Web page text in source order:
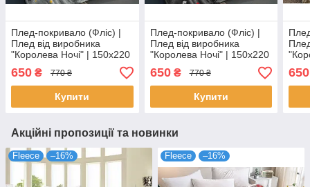
Плед-покривало (Фліс) |
Плед від виробника
"Королева Ночі" | 150х220
| Футбольні м'ячі на сірому
650 ₴ 770 ₴
Купити
Плед-покривало (Фліс) |
Плед від виробника
"Королева Ночі" | 150х220
| Серця на сірому
650₴ 770 ₴
Купити
|
650
Акційні пропозиції та новинки
Fleece –16% Fleece –16%